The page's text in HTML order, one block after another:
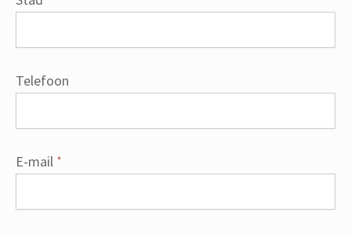
Telefoon
E-mail *